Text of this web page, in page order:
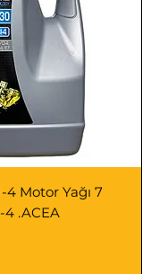
4 Motor Yağı 7
4 .ACEA